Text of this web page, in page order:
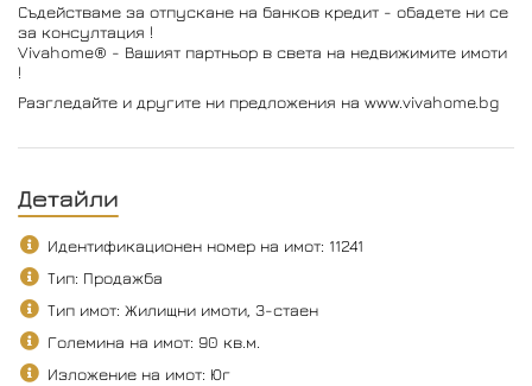
Съдействаме за отпускане на банков кредит - обадете ни се
за консултация !
Vivahome® - Вашият партньор в света на недвижимите имоти
!
Разгледайте и другите ни предложения на www.vivahome.bg
Детайли
Идентификационен номер на имот: 11241
Тип: Продажба
Тип имот: Жилищни имоти, 3-стаен
Големина на имот: 90 кв.м.
Изложение на имот: Юг